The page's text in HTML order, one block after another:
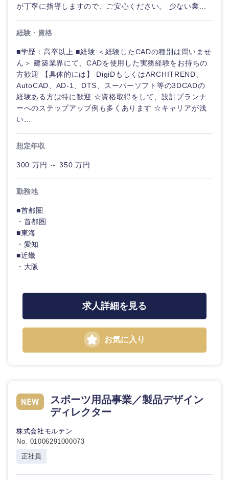
が丁寧に指導しますので、ご安心ください。 少ない業...
経験・資格
■学歴：高卒以上 ■経験 ＜経験したCADの種別は問いませ
ん＞ 建築業界にて、CADを使用した実務経験をお持ちの
方歓迎 【具体的には】 DigiDもしくはARCHITREND、
AutoCAD、AD-1、DTS、スーパーソフト等の3DCADの
経験ある方は特に歓迎 ☆資格取得をして、設計プランナ
ーへのステップアップ例も多くあります ☆キャリアが浅
い...
想定年収
300 万円 ～ 350 万円
勤務地
■首都圏
・首都圏
■東海
・愛知
■近畿
・大阪
求人詳細を見る
お気に入り
スポーツ用品事業／製品デザイン
ディレクター
株式会社モルテン
No. 01006291000073
正社員